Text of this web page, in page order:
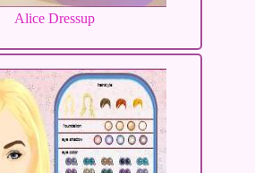
Alice Dressup